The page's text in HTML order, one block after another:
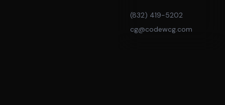
(832) 419-5202
cg@codewcg.com